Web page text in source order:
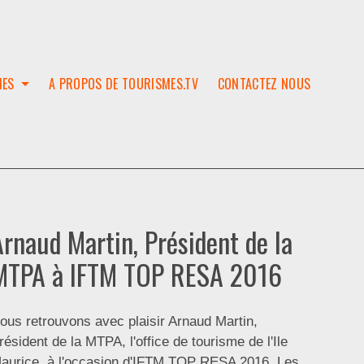
A PROPOS DE TOURISMES.TV CONTACTEZ NOUS
Martin, Président de la
à IFTM TOP RESA 2016
retrouvons avec plaisir Arnaud Martin,
de la MTPA, l'office de tourisme de l'Ile